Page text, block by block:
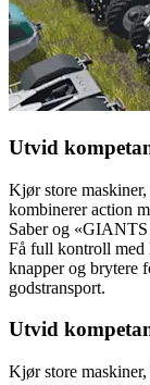
Utvid
Kjør store
kombinerer action
Saber og
Få full kontroll med
knapper og brytere
godstransport.
Utvid
Kjør store